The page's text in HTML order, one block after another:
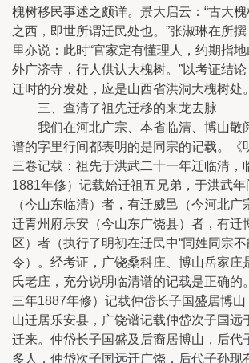
槐树移民事述之颇详。景大启云：“古大
之西，即世所谓迁民处也。”张淑琳在所撰
里亦说：此时“官家定有懂理人，约期指
外广济寺，行人供认大槐树。”以考证结
迁时的分发处，应是山西省洪洞大槐树处。
三、查清了祖先迁移的来龙去脉
我们在河北广宗、本省临清、博山敬
谱的字里行间都表明的是同宗的记载。《
三卷记载：祖先于洪武二十一年迁临清，
1881年修）记载始迁祖五兄弟，于洪武
（今山东临清）者，有迁威邑（今河北
迁青州府乐安（今山东广饶县）者，有迁
区）者（执行了明初在迁民中“同姓同宗
令）。经考证，广饶桑科庄、博山岳家庄
氏老庄，充分说明临清谱的记载是正确的
三年1887年修）记载仲岱长子国盛居博
山迁居乐安县，广饶谱记载仲岱次子国远
迁来。仲岱长子国盛及后裔居博山，后代
多人，仲岱次子国远迁广饶，后代子孙现